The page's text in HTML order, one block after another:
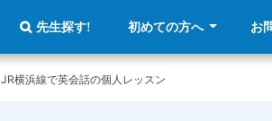
先生探す! 初めての方へ お
JR横浜線で英会話の個人レッスン